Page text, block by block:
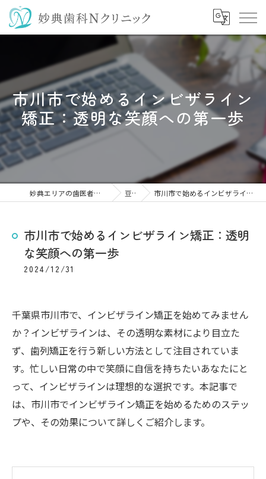
市川市で始めるインビザライン
矯正：透明な笑顔への第一歩
妙典エリアの歯医者なら妙典歯科Nクリニック 豆知識 市川市で始めるインビザライン矯正：透明な笑顔への第一歩
市川市で始めるインビザライン矯正：透明
な笑顔への第一歩
2024/12/31
千葉県市川市で、インビザライン矯正を始めてみません
か？インビザラインは、その透明な素材により目立た
ず、歯列矯正を行う新しい方法として注目されていま
す。忙しい日常の中で笑顔に自信を持ちたいあなたにと
って、インビザラインは理想的な選択です。本記事で
は、市川市でインビザライン矯正を始めるためのステッ
プや、その効果について詳しくご紹介します。